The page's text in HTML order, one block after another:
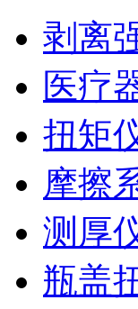
剥离
医疗
扭矩
摩擦
测厚
瓶盖